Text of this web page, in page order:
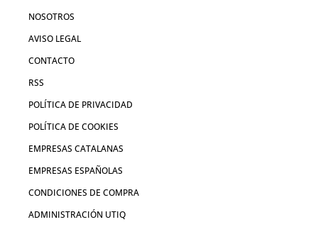
NOSOTROS
AVISO LEGAL
CONTACTO
RSS
POLÍTICA DE PRIVACIDAD
POLÍTICA DE COOKIES
EMPRESAS CATALANAS
EMPRESAS ESPAÑOLAS
CONDICIONES DE COMPRA
ADMINISTRACIÓN UTIQ